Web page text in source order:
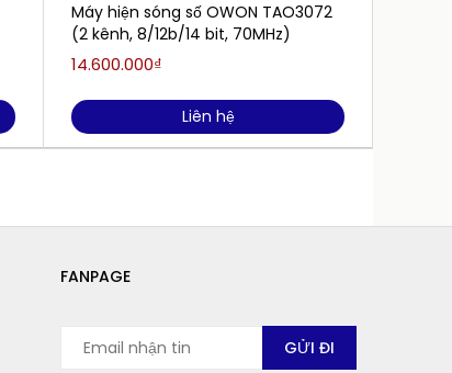
Máy hiện sóng số OWON TAO3072
(2 kênh, 8/12b/14 bit, 70MHz)
14.600.000₫
Liên hệ
FANPAGE